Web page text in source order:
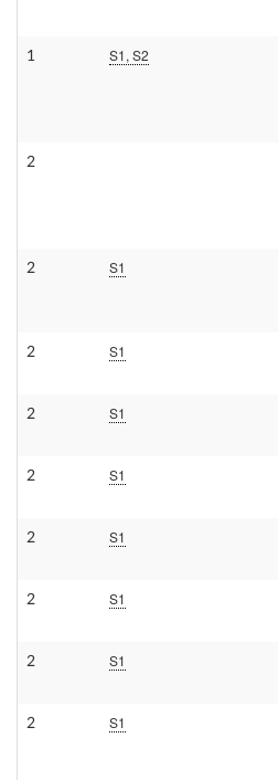
1 S1, S2
2
2 S1
2 S1
2 S1
2 S1
2 S1
2 S1
2 S1
2 S1